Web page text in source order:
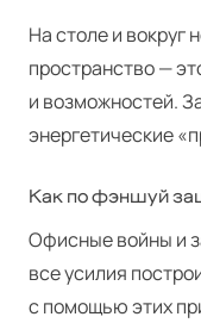
На столе и вокруг
пространство —
и возможностей.
энергетические
Как по фэншуй
Офисные войны и
все усилия
с помощью этих